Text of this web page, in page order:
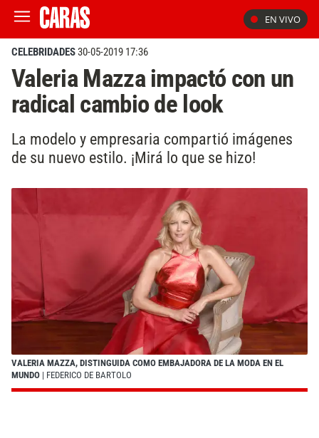
EN VIVO
CELEBRIDADES30-05-2019 17:36
Valeria Mazza impactó con un
radical cambio de look
La modelo y empresaria compartió imágenes
de su nuevo estilo. ¡Mirá lo que se hizo!
VALERIA MAZZA, DISTINGUIDA COMO EMBAJADORA DE LA MODA EN EL
MUNDO | FEDERICO DE BARTOLO